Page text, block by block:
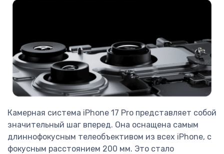
Камерная система iPhone 17 Pro представляет собой
значительный шаг вперед. Она оснащена самым
длиннофокусным телеобъективом из всех iPhone, с
фокусным расстоянием 200 мм. Это стало